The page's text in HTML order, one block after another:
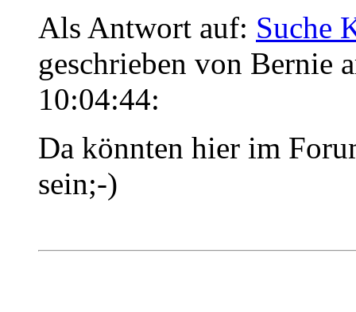
Als Antwort auf: Suche
geschrieben von Bernie
10:04:44:
Da könnten hier im
sein;-)